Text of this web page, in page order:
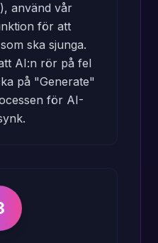
använd vår
för att
ska sjunga.
AI:n rör på fel
på "Generate"
för AI-